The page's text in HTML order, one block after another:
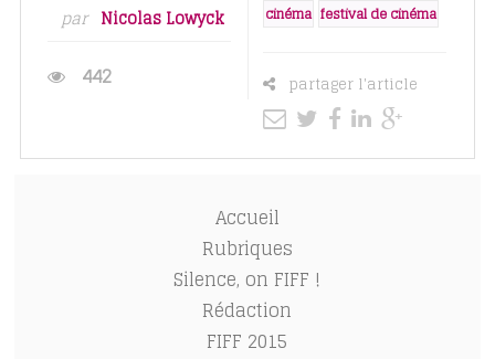
par Nicolas Lowyck
442
cinéma festival de cinéma
partager l'article
Accueil
Rubriques
Silence, on FIFF !
Rédaction
FIFF 2015